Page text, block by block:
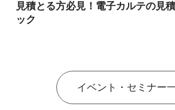
見積とる方必見！電子カルテの見
ック
イベント・セミナー